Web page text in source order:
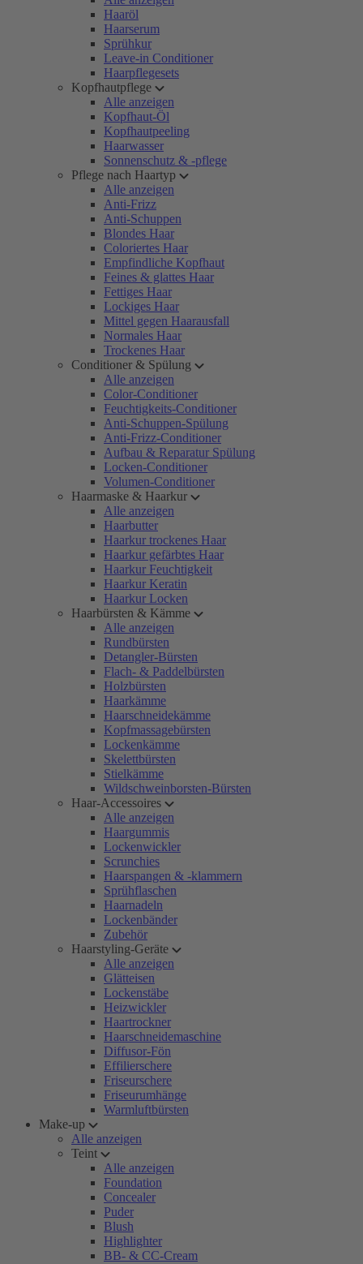
Haaröl
Haarserum
Sprühkur
Leave-in Conditioner
Haarpflegesets
Kopfhautpflege
Alle anzeigen
Kopfhaut-Öl
Kopfhautpeeling
Haarwasser
Sonnenschutz & -pflege
Pflege nach Haartyp
Alle anzeigen
Anti-Frizz
Anti-Schuppen
Blondes Haar
Coloriertes Haar
Empfindliche Kopfhaut
Feines & glattes Haar
Fettiges Haar
Lockiges Haar
Mittel gegen Haarausfall
Normales Haar
Trockenes Haar
Conditioner & Spülung
Alle anzeigen
Color-Conditioner
Feuchtigkeits-Conditioner
Anti-Schuppen-Spülung
Anti-Frizz-Conditioner
Aufbau & Reparatur Spülung
Locken-Conditioner
Volumen-Conditioner
Haarmaske & Haarkur
Alle anzeigen
Haarbutter
Haarkur trockenes Haar
Haarkur gefärbtes Haar
Haarkur Feuchtigkeit
Haarkur Keratin
Haarkur Locken
Haarbürsten & Kämme
Alle anzeigen
Rundbürsten
Detangler-Bürsten
Flach- & Paddelbürsten
Holzbürsten
Haarkämme
Haarschneidekämme
Kopfmassagebürsten
Lockenkämme
Skelettbürsten
Stielkämme
Wildschweinborsten-Bürsten
Haar-Accessoires
Alle anzeigen
Haargummis
Lockenwickler
Scrunchies
Haarspangen & -klammern
Sprühflaschen
Haarnadeln
Lockenbänder
Zubehör
Haarstyling-Geräte
Alle anzeigen
Glätteisen
Lockenstäbe
Heizwickler
Haartrockner
Haarschneidemaschine
Diffusor-Fön
Effilierschere
Friseurschere
Friseurumhänge
Warmluftbürsten
Make-up
Alle anzeigen
Teint
Alle anzeigen
Foundation
Concealer
Puder
Blush
Highlighter
BB- & CC-Cream